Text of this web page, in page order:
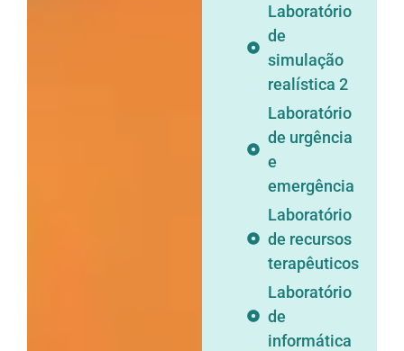
Laboratório
de
simulação
realística 2
Laboratório
de urgência
e
emergência
Laboratório
de recursos
terapêuticos
Laboratório
de
informática